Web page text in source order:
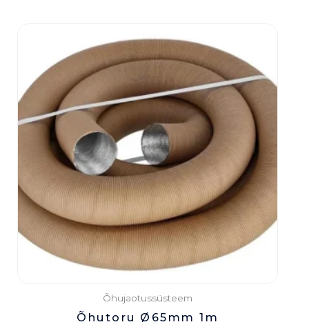
Õhujaotussüsteem
Õhutoru Ø65mm 1m